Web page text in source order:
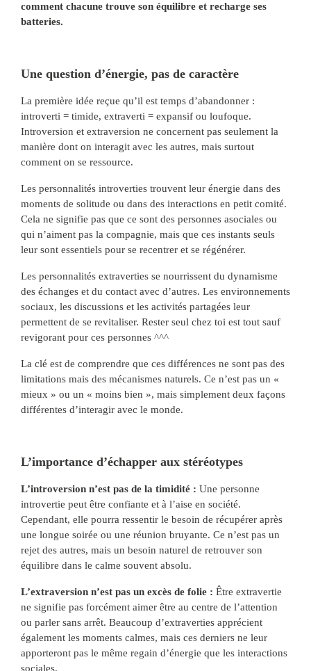
comment chacune trouve son équilibre et recharge ses
batteries.
Une question d’énergie, pas de caractère
La première idée reçue qu’il est temps d’abandonner :
introverti = timide, extraverti = expansif ou loufoque.
Introversion et extraversion ne concernent pas seulement la
manière dont on interagit avec les autres, mais surtout
comment on se ressource.
Les personnalités introverties trouvent leur énergie dans des
moments de solitude ou dans des interactions en petit comité.
Cela ne signifie pas que ce sont des personnes asociales ou
qui n’aiment pas la compagnie, mais que ces instants seuls
leur sont essentiels pour se recentrer et se régénérer.
Les personnalités extraverties se nourrissent du dynamisme
des échanges et du contact avec d’autres. Les environnements
sociaux, les discussions et les activités partagées leur
permettent de se revitaliser. Rester seul chez toi est tout sauf
revigorant pour ces personnes ^^^
La clé est de comprendre que ces différences ne sont pas des
limitations mais des mécanismes naturels. Ce n’est pas un «
mieux » ou un « moins bien », mais simplement deux façons
différentes d’interagir avec le monde.
L’importance d’échapper aux stéréotypes
L’introversion n’est pas de la timidité : Une personne
introvertie peut être confiante et à l’aise en société.
Cependant, elle pourra ressentir le besoin de récupérer après
une longue soirée ou une réunion bruyante. Ce n’est pas un
rejet des autres, mais un besoin naturel de retrouver son
équilibre dans le calme souvent absolu.
L’extraversion n’est pas un excès de folie : Être extravertie
ne signifie pas forcément aimer être au centre de l’attention
ou parler sans arrêt. Beaucoup d’extraverties apprécient
également les moments calmes, mais ces derniers ne leur
apporteront pas le même regain d’énergie que les interactions
sociales.